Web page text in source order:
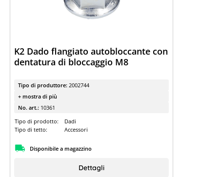
K2 Dado flangiato autobloccante con
dentatura di bloccaggio M8
Tipo di produttore: 2002744
+ mostra di più
No. art.: 10361
Tipo di prodotto:
Dadi
Tipo di tetto:
Accessori
Disponibile a magazzino
Dettagli